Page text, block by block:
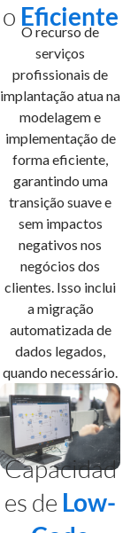
o Eficiente
O recurso de
serviços
profissionais de
implantação atua na
modelagem e
implementação de
forma eficiente,
garantindo uma
transição suave e
sem impactos
negativos nos
negócios dos
clientes. Isso inclui
a migração
automatizada de
dados legados,
quando necessário.
Capacidad
es de Low-